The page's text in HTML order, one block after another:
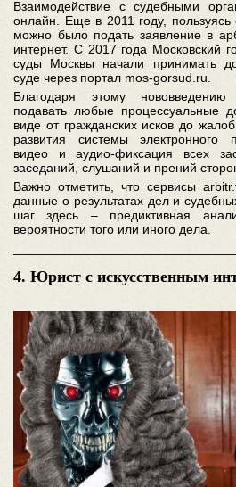
Взаимодействие с судебными
онлайн. Еще в 2011 году,
можно было подать заявление в
интернет. С 2017 года Московский
суды Москвы начали принимать
суде через портал mos-gorsud.ru.
Благодаря этому нововведению
подавать любые процессуальные
виде от гражданских исков до
развития системы электронного
видео и аудио-фиксация всех
заседаний, слушаний и прений
Важно отметить, что сервисы
данные о результатах дел и
шаг здесь – предиктивная
вероятности того или иного дела.
4. Юрист с искусственным